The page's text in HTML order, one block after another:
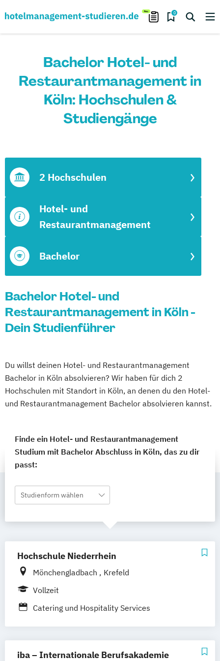
0
Bachelor Hotel- und
Restaurantmanagement in
Köln: Hochschulen &
Studiengänge
Bachelor
Hotel- und
Restaurantmanagement
2 Hochschulen
Bachelor Hotel- und
Restaurantmanagement in Köln -
Dein Studienführer
Du willst deinen Hotel- und Restaurantmanagement
Bachelor in Köln absolvieren? Wir haben für dich 2
Hochschulen mit Standort in Köln, an denen du den Hotel-
und Restaurantmanagement Bachelor absolvieren kannst.
Finde ein Hotel- und Restaurantmanagement
Studium mit Bachelor Abschluss in Köln, das zu dir
passt:
Studienform wählen
Hochschule Niederrhein
Mönchengladbach
Krefeld
Vollzeit
Catering und Hospitality Services
iba – Internationale Berufsakademie